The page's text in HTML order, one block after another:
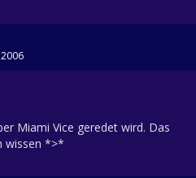
Miami Vice geredet wird. Das
wissen *>*